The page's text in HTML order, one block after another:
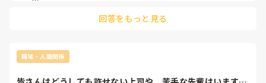
なので、上手くいかなくて当たり前、子どもが怪我もせず子ど
回答をもっと見る
職場・人間関係